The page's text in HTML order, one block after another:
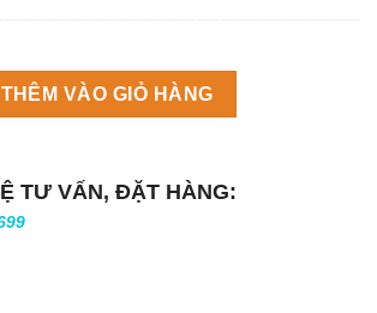
NW458AS số lượng
THÊM VÀO GIỎ HÀNG
TƯ VẤN, ĐẶT HÀNG: